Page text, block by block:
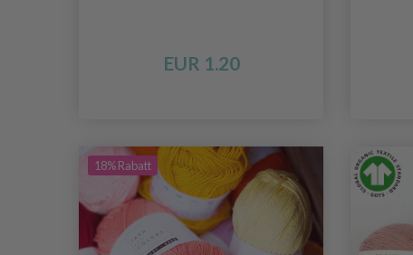
EUR 1.20
18% Rabatt